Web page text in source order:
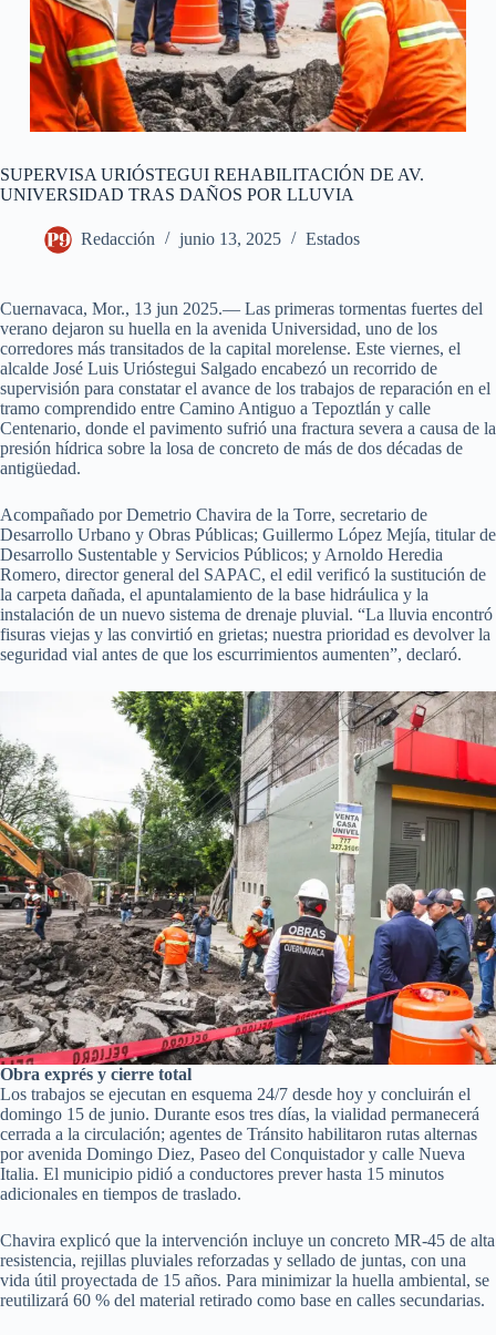
SUPERVISA URIÓSTEGUI REHABILITACIÓN DE AV.
UNIVERSIDAD TRAS DAÑOS POR LLUVIA
Redacción junio 13, 2025 Estados
Cuernavaca, Mor., 13 jun 2025.— Las primeras tormentas fuertes del
verano dejaron su huella en la avenida Universidad, uno de los
corredores más transitados de la capital morelense. Este viernes, el
alcalde José Luis Urióstegui Salgado encabezó un recorrido de
supervisión para constatar el avance de los trabajos de reparación en el
tramo comprendido entre Camino Antiguo a Tepoztlán y calle
Centenario, donde el pavimento sufrió una fractura severa a causa de la
presión hídrica sobre la losa de concreto de más de dos décadas de
antigüedad.
Acompañado por Demetrio Chavira de la Torre, secretario de
Desarrollo Urbano y Obras Públicas; Guillermo López Mejía, titular de
Desarrollo Sustentable y Servicios Públicos; y Arnoldo Heredia
Romero, director general del SAPAC, el edil verificó la sustitución de
la carpeta dañada, el apuntalamiento de la base hidráulica y la
instalación de un nuevo sistema de drenaje pluvial. “La lluvia encontró
fisuras viejas y las convirtió en grietas; nuestra prioridad es devolver la
seguridad vial antes de que los escurrimientos aumenten”, declaró.
Obra exprés y cierre total
Los trabajos se ejecutan en esquema 24/7 desde hoy y concluirán el
domingo 15 de junio. Durante esos tres días, la vialidad permanecerá
cerrada a la circulación; agentes de Tránsito habilitaron rutas alternas
por avenida Domingo Diez, Paseo del Conquistador y calle Nueva
Italia. El municipio pidió a conductores prever hasta 15 minutos
adicionales en tiempos de traslado.
Chavira explicó que la intervención incluye un concreto MR-45 de alta
resistencia, rejillas pluviales reforzadas y sellado de juntas, con una
vida útil proyectada de 15 años. Para minimizar la huella ambiental, se
reutilizará 60 % del material retirado como base en calles secundarias.